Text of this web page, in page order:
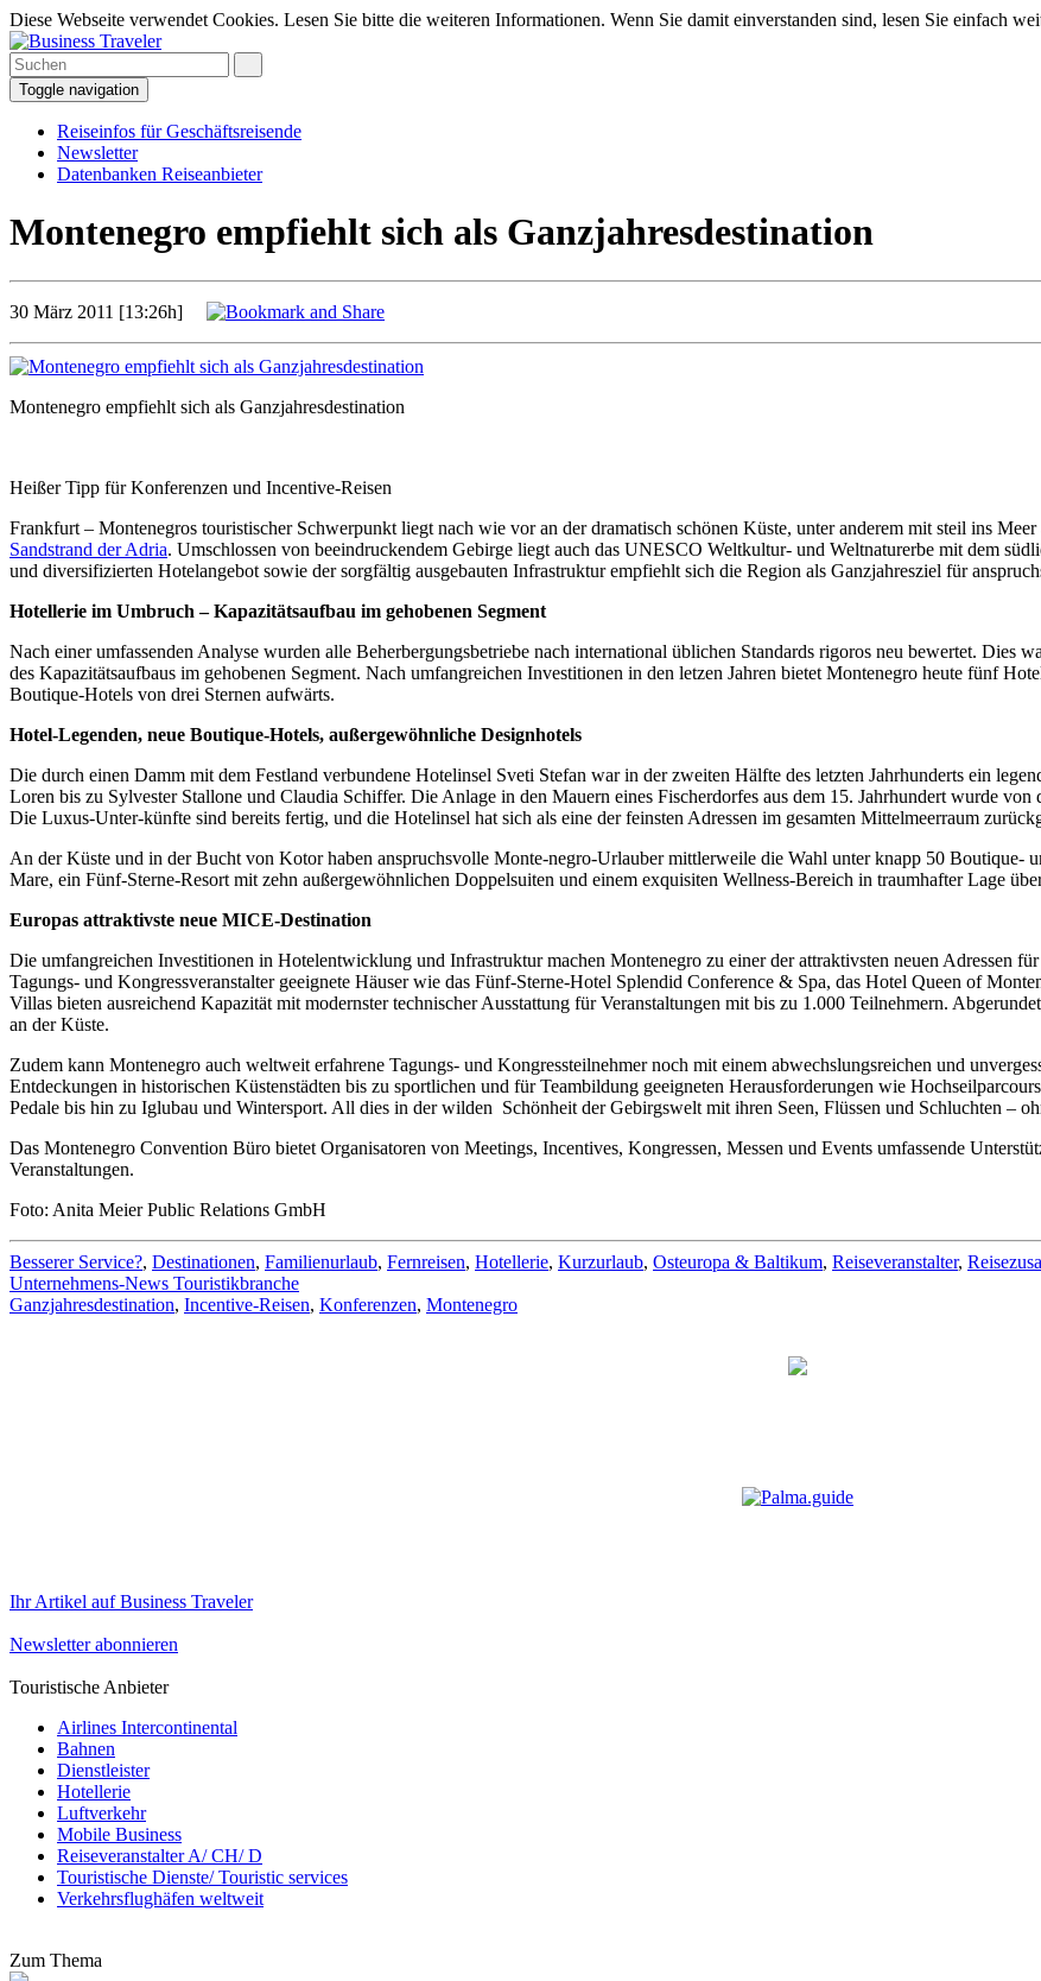
Diese Webseite verwendet Cookies. Lesen Sie bitte die weiteren Informationen. Wenn Sie damit einverstanden sind, lesen Sie einfach
Toggle navigation
Reiseinfos für Geschäftsreisende
Newsletter
Datenbanken Reiseanbieter
Montenegro empfiehlt sich als Ganzjahresdestination
30 März 2011 [13:26h]
Montenegro empfiehlt sich als Ganzjahresdestination
Heißer Tipp für Konferenzen und Incentive-Reisen
Frankfurt – Montenegros touristischer Schwerpunkt liegt nach wie vor an der drama­tisch schönen Küste, unter anderem mit steil ins
Sandstrand der Adria. Umschlossen von beeindruckendem Gebirge liegt auch das UNESCO Weltkultur- und Weltnaturerbe mit dem
und diversifizierten Hotelangebot sowie der sorgfältig ausgebauten Infrastruktur empfiehlt sich die Region als Ganzjahresziel für
Hotellerie im Umbruch – Kapazitätsaufbau im gehobenen Segment
Nach einer umfassenden Analyse wurden alle Beherbergungsbetriebe nach international üblichen Standards rigoros neu bewertet. Dies
des Kapazitäts­aufbaus im gehobenen Segment. Nach umfangreichen Investitionen in den letzen Jahren bietet Montenegro heute fünf
Boutique-Hotels von drei Ster­nen aufwärts.
Hotel-Legenden, neue Boutique-Hotels, außergewöhnliche Designhotels
Die durch einen Damm mit dem Festland verbundene Hotelinsel Sveti Stefan war in der zweiten Hälfte des letzten Jahrhunderts ein
Loren bis zu Sylvester Stallone und Claudia Schiffer. Die Anlage in den Mauern eines Fischerdorfes aus dem 15. Jahrhundert wurde
Die Luxus-Unter-künfte sind bereits fertig, und die Hotelinsel hat sich als eine der feinsten Adressen im gesamten Mittelmeerraum
An der Küste und in der Bucht von Kotor haben anspruchsvolle Monte-negro-Urlauber mittlerweile die Wahl unter knapp 50 Boutique-
Mare, ein Fünf-Sterne-Resort mit zehn außergewöhnlichen Doppelsuiten und einem exquisiten Wellness-Bereich in traumhafter Lage
Europas attraktivste neue MICE-Destination
Die umfangreichen Investitionen in Hotelentwicklung und Infrastruktur machen Montenegro zu einer der attraktivsten neuen Adressen
Tagungs- und Kongressveranstalter geeignete Häuser wie das Fünf-Sterne-Hotel Splendid Conference & Spa, das Hotel Queen of
Villas bieten ausreichend Kapazität mit modernster technischer Ausstattung für Veranstaltungen mit bis zu 1.000 Teilnehmern.
an der Küste.
Zudem kann Montenegro auch weltweit erfahrene Tagungs- und Kongressteilnehmer noch mit einem abwechslungsreichen und
Entdeckungen in historischen Küstenstädten bis zu sportlichen und für Teambildung geeigneten Herausforderungen wie
Pedale bis hin zu Iglubau und Wintersport. All dies in der wilden Schönheit der Gebirgswelt mit ihren Seen, Flüssen und Schluchten –
Das Montenegro Convention Büro bietet Organisatoren von Meetings, Incentives, Kongressen, Messen und Events umfassende
Veranstaltungen.
Foto: Anita Meier Public Relations GmbH
Besserer Service?, Destinationen, Familienurlaub, Fernreisen, Hotellerie, Kurzurlaub, Osteuropa & Baltikum, Reiseveranstalter,
Unternehmens-News Touristikbranche
Ganzjahresdestination, Incentive-Reisen, Konferenzen, Montenegro
Ihr Artikel auf Business Traveler
Newsletter abonnieren
Touristische Anbieter
Airlines Intercontinental
Bahnen
Dienstleister
Hotellerie
Luftverkehr
Mobile Business
Reiseveranstalter A/ CH/ D
Touristische Dienste/ Touristic services
Verkehrsflughäfen weltweit
Zum Thema